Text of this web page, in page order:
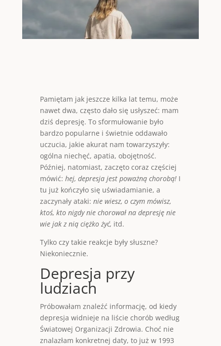
Pamiętam jak jeszcze kilka lat temu, może
nawet dwa, często dało się usłyszeć: mam
dziś depresję. To sformułowanie było
bardzo popularne i świetnie oddawało
uczucia, jakie akurat nam towarzyszyły:
ogólna niechęć, apatia, obojętność.
Później, natomiast, zaczęto coraz częściej
mówić: hej, depresja jest poważną chorobą!I
tu już kończyło się uświadamianie, a
zaczynały ataki: nie wiesz, o czym mówisz,
ktoś, kto nigdy nie chorował na depresję nie
wie jak z nią ciężko żyć, itd.
Tylko czy takie reakcje były słuszne?
Niekoniecznie.
Depresja przy
ludziach
Próbowałam znaleźć informację, od kiedy
depresja widnieje na liście chorób według
Światowej Organizacji Zdrowia. Choć nie
znalazłam konkretnej daty, to już w 1993